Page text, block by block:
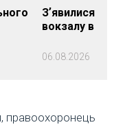
Зʼявилися
вокзалу в
06.08.2026
правоохоронець